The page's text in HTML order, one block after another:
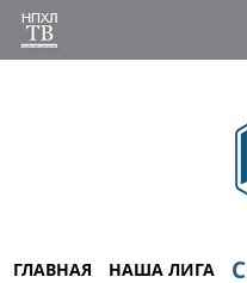
ГЛАВНАЯ НАША ЛИГА